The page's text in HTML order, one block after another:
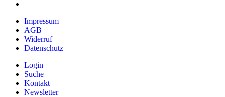
Impressum
AGB
Widerruf
Datenschutz
Login
Suche
Kontakt
Newsletter